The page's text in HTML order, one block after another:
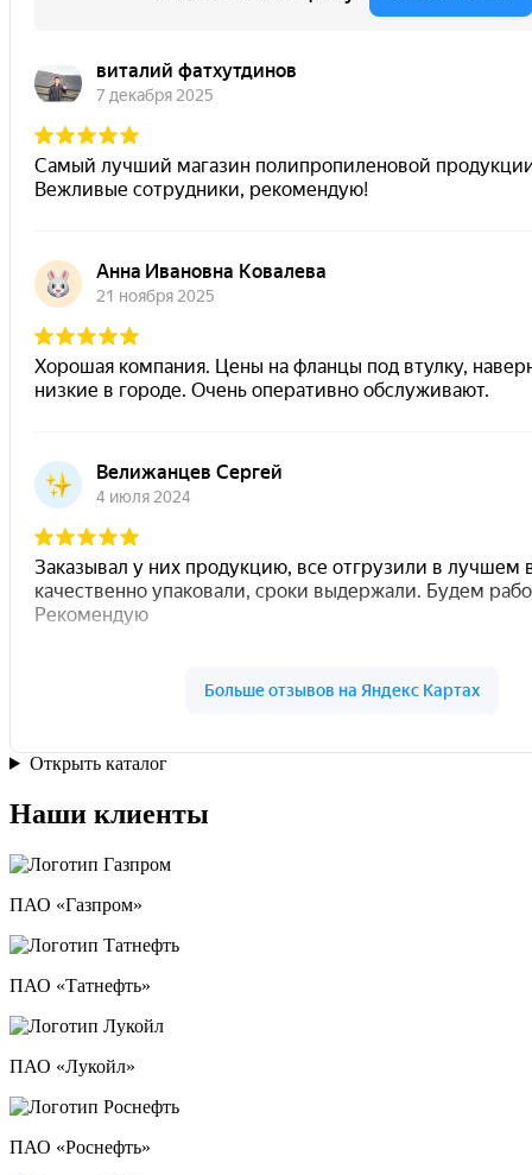
Открыть каталог
Наши клиенты
ПАО «Газпром»
ПАО «Татнефть»
ПАО «Лукойл»
ПАО «Роснефть»